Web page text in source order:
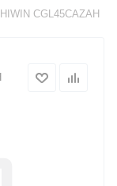
CGL45CAZAH